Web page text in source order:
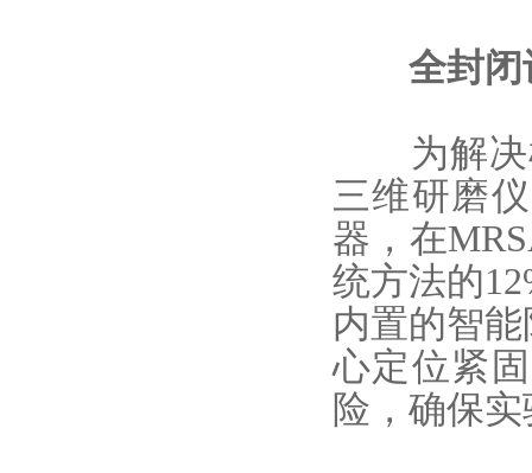
全封闭设
为解决
三维研磨仪
器，在
统方法的
内置的智
心定位紧
险，确保